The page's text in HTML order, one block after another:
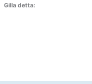
Gilla detta: